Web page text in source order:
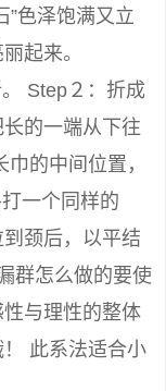
”色泽饱满又立
起来。
Step２：折成
的一端从下往
的中间位置，
一个同样的
颈后，以平结
群怎么做的要使
与理性的整体
此系法适合小